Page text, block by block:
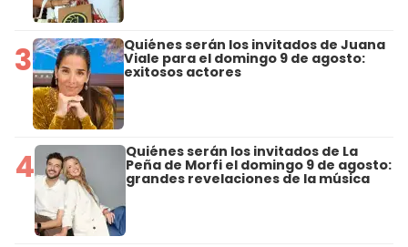
3 Quiénes serán los invitados de Juana
Viale para el domingo 9 de agosto:
exitosos actores
4 Quiénes serán los invitados de La
Peña de Morfi el domingo 9 de agosto:
grandes revelaciones de la música